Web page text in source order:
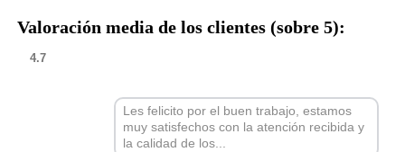
Valoración media de los clientes (sobre 5):
4.7
Les felicito por el buen trabajo, estamos
muy satisfechos con la atención recibida y
la calidad de los...